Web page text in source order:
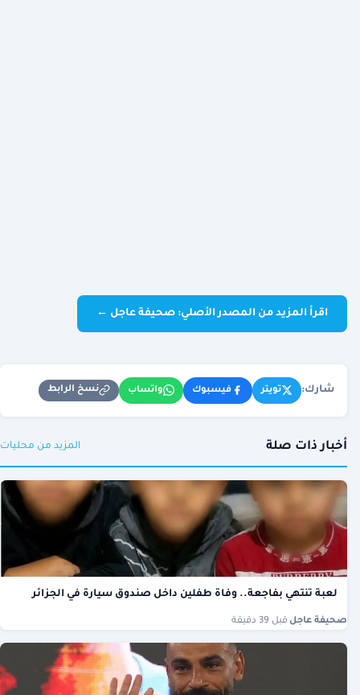
اقرأ المزيد من المصدر الأصلي: صحيفة عاجل ←
شارك: تويتر فيسبوك واتساب نسخ الرابط
أخبار ذات صلة المزيد من محليات
لعبة تنتهي بفاجعة.. وفاة طفلين داخل صندوق سيارة في الجزائر
صحيفة عاجل قبل 39 دقيقة